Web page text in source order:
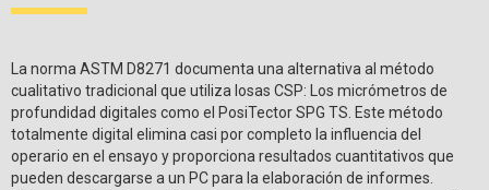
La norma ASTM D8271 documenta una alternativa al método
cualitativo tradicional que utiliza losas CSP: Los micrómetros de
profundidad digitales como el PosiTector SPG TS. Este método
totalmente digital elimina casi por completo la influencia del
operario en el ensayo y proporciona resultados cuantitativos que
pueden descargarse a un PC para la elaboración de informes.